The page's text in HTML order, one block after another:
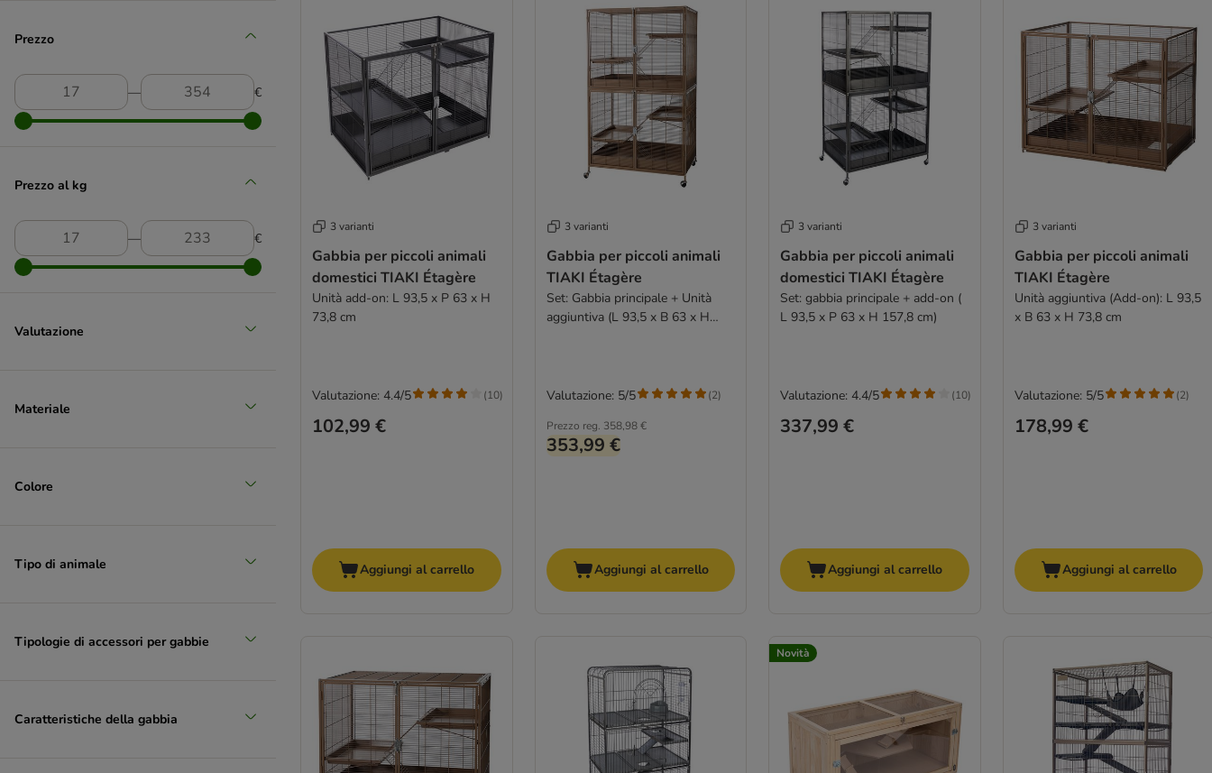
skyline
TIAKI
(22)
Prezzo
― €
Prezzo al kg
― €
Valutazione
Materiale
Colore
Tipo di animale
Tipologie di accessori per gabbie
Caratteristiche della gabbia
3 varianti
Gabbia per piccoli animali
domestici TIAKI Étagère
Unità add-on: L 93,5 x P 63 x H
73,8 cm
102,99 €
Valutazione: 4.4/5 (10)
Aggiungi al carrello
3 varianti
Gabbia per piccoli animali
TIAKI Étagère
Set: Gabbia principale + Unità
aggiuntiva (L 93,5 x B 63 x H
Prezzo reg. 358,98 €
353,99 €
Valutazione: 5/5 (2)
Aggiungi al carrello
3 varianti
Gabbia per piccoli animali
domestici TIAKI Étagère
Set: gabbia principale + add-on (
L 93,5 x P 63 x H 157,8 cm)
337,99 €
Valutazione: 4.4/5 (10)
Aggiungi al carrello
3 varianti
Gabbia per piccoli animali
TIAKI Étagère
Unità aggiuntiva (Add-on): L 93,5
x B 63 x H 73,8 cm
178,99 €
Valutazione: 5/5 (2)
Aggiungi al carrello
Novità